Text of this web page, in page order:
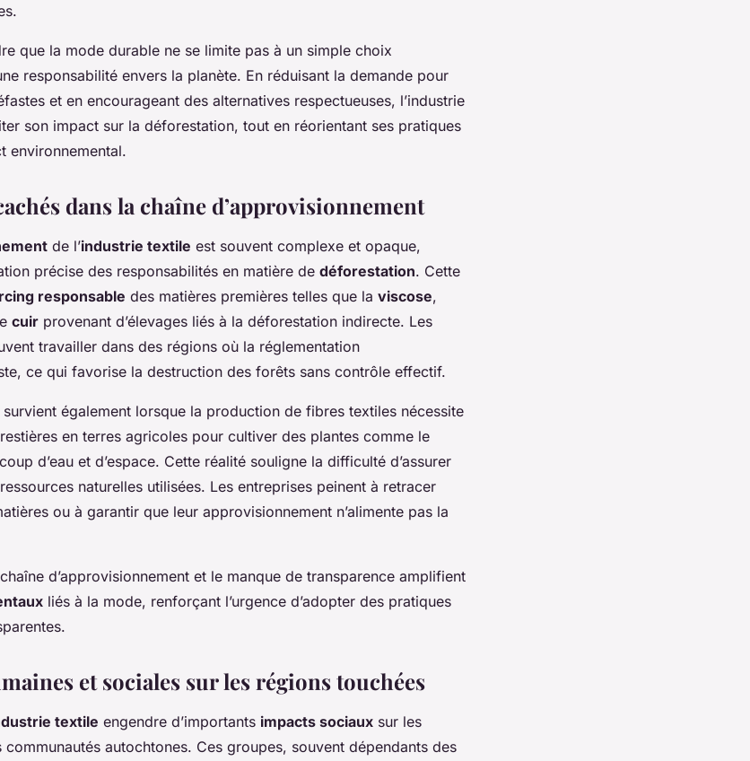
que la mode durable ne se limite pas à un simple choix
responsabilité envers la planète. En réduisant la demande pour
et en encourageant des alternatives respectueuses, l’industrie
son impact sur la déforestation, tout en réorientant ses pratiques
environnemental.
dans la chaîne d’approvisionnement
de l’industrie textile est souvent complexe et opaque,
précise des responsabilités en matière de déforestation. Cette
responsable des matières premières telles que la viscose,
cuir provenant d’élevages liés à la déforestation indirecte. Les
travailler dans des régions où la réglementation
ce qui favorise la destruction des forêts sans contrôle effectif.
également lorsque la production de fibres textiles nécessite
en terres agricoles pour cultiver des plantes comme le
d’eau et d’espace. Cette réalité souligne la difficulté d’assurer
naturelles utilisées. Les entreprises peinent à retracer
ou à garantir que leur approvisionnement n’alimente pas la
d’approvisionnement et le manque de transparence amplifient
liés à la mode, renforçant l’urgence d’adopter des pratiques
et sociales sur les régions touchées
textile engendre d’importants impacts sociaux sur les
communautés autochtones. Ces groupes, souvent dépendants des